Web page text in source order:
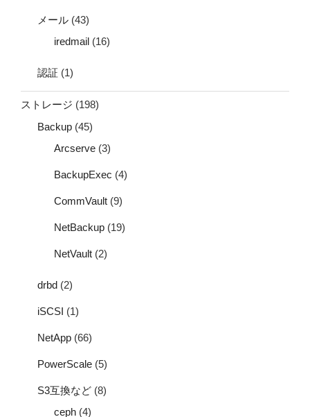
メール (43)
iredmail (16)
認証 (1)
ストレージ (198)
Backup (45)
Arcserve (3)
BackupExec (4)
CommVault (9)
NetBackup (19)
NetVault (2)
drbd (2)
iSCSI (1)
NetApp (66)
PowerScale (5)
S3互換など (8)
ceph (4)